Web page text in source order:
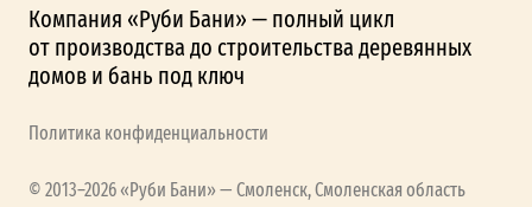
Компания «Руби Бани» — полный цикл
от производства до строительства деревянных
домов и бань под ключ
Политика конфиденциальности
© 2013–2026 «Руби Бани» — Смоленск, Смоленская область